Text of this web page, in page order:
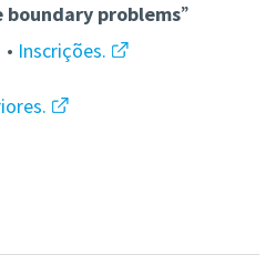
problems”
Inscrições.